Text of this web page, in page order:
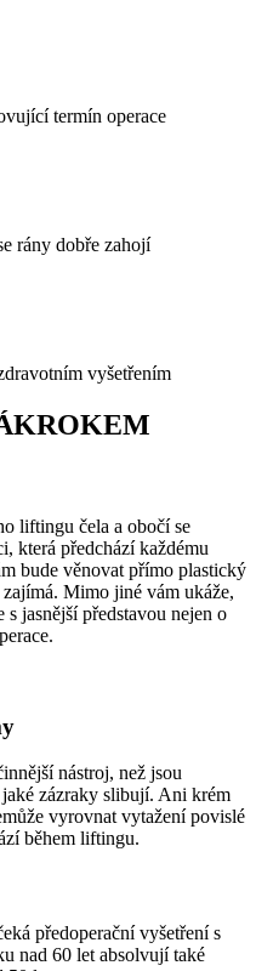
termín operace
rány dobře zahojí
vyšetřením
liftingu čela a obočí se
která předchází každému
bude věnovat přímo plastický
Mimo jiné vám ukáže,
jasnější představou nejen o
nástroj, než jsou
zázraky slibují. Ani krém
vyrovnat vytažení povislé
během liftingu.
předoperační vyšetření s
nad 60 let absolvují také